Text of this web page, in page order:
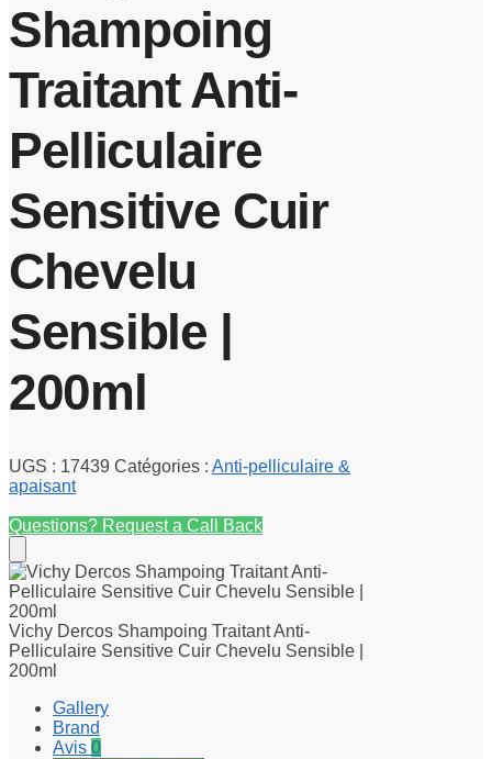
Shampoing
Traitant Anti-
Pelliculaire
Sensitive Cuir
Chevelu
Sensible |
200ml
UGS : 17439 Catégories : Anti-pelliculaire &
apaisant
Questions? Request a Call Back
Vichy Dercos Shampoing Traitant Anti-
Pelliculaire Sensitive Cuir Chevelu Sensible |
200ml
Gallery
Brand
Avis 0